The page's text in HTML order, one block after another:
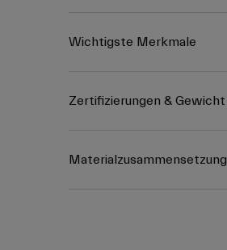
Wichtigste Merkmale
Zertifizierungen & Gewicht
Materialzusammensetzung